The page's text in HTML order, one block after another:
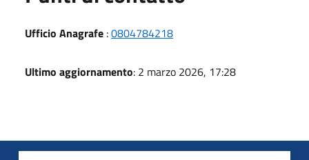
Ufficio Anagrafe :0804784218
Ultimo aggiornamento: 2 marzo 2026, 17:28